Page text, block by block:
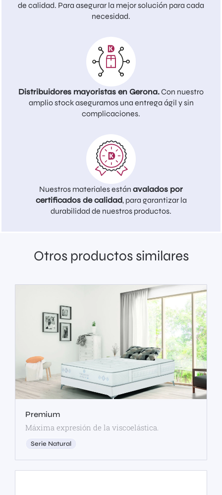
de calidad. Para asegurar la mejor solución para cada
necesidad.
Distribuidores mayoristas en Gerona.Con nuestro
amplio stock aseguramos una entrega ágil y sin
complicaciones.
Nuestros materiales están avalados por
certificados de calidad, para garantizar la
durabilidad de nuestros productos.
Otros productos similares
Premium
Máxima expresión de la viscoelástica.
Serie Natural